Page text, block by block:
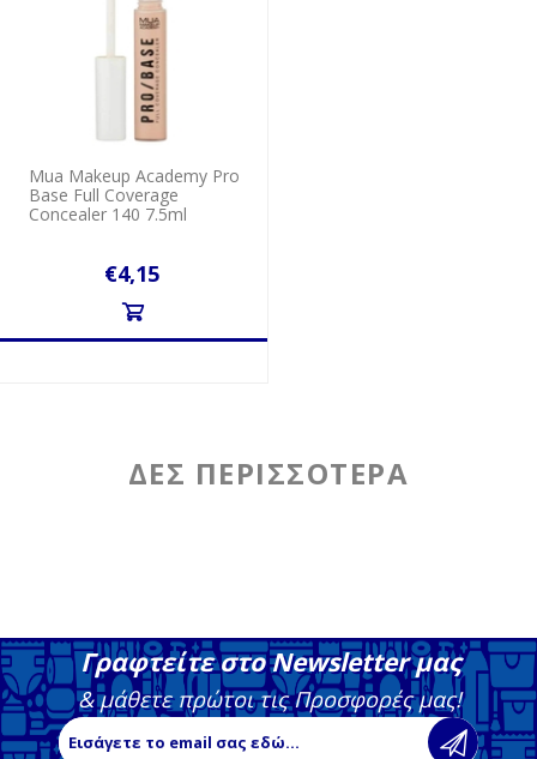
Mua Makeup Academy Pro
Base Full Coverage
Concealer 140 7.5ml
€4,15
Γραφτείτε στο Newsletter μας
& μάθετε πρώτοι τις Προσφορές μας!